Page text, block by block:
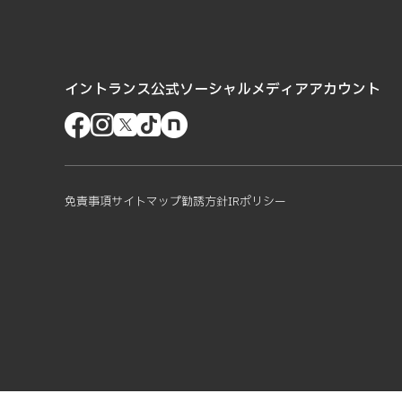
イントランス公式ソーシャルメディアアカウント
免責事項サイトマップ勧誘方針IRポリシー